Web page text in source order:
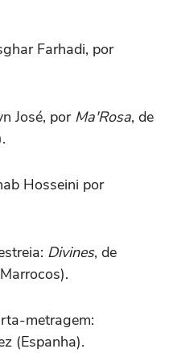
Farhadi, por
José, por Ma'Rosa, de
Hosseini por
Divines, de
metragem:
(Espanha).